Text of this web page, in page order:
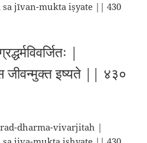
sa jīvan-mukta iṣyate || 430
|
स जीवन्मुक्त इष्यते || ४३०
dharma-vivarjitah |